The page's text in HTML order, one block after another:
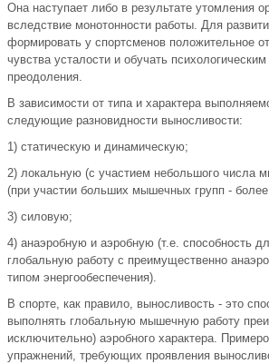
Она наступает либо в результате утомления
вследствие монотонности работы. Для
формировать у спортсменов положительное
чувства усталости и обучать
преодоления.
В зависимости от типа и характера
следующие разновидности выносливости:
1) статическую и динамическую;
2) локальную (с участием небольшого числа
(при участии больших мышечных групп -
3) силовую;
4) анаэробную и аэробную (т.е. способность
глобальную работу с преимущественно
типом энергообеспечения).
В спорте, как правило, выносливость - это
выполнять глобальную мышечную работу
исключительно) аэробного характера.
упражнений, требующих проявления